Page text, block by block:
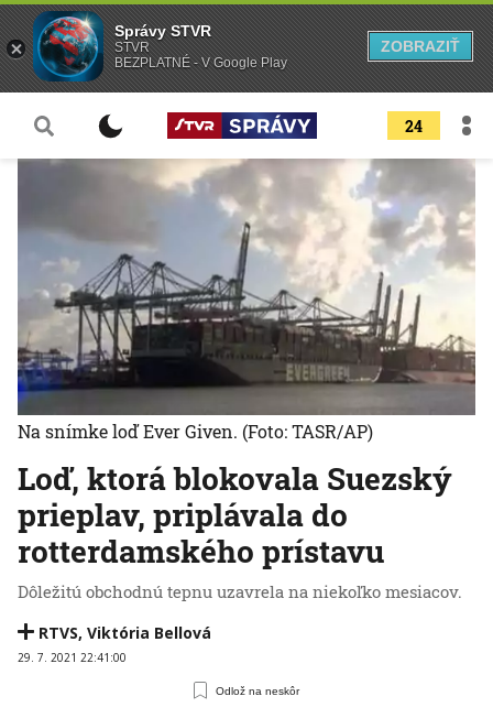
24
Loď, ktorá blokovala Suezský
prieplav, priplávala do
rotterdamského prístavu
Dôležitú obchodnú tepnu uzavrela na niekoľko mesiacov.
RTVS, Viktória Bellová
29. 7. 2021 22:41:00
Odlož na neskôr
Na snímke loď Ever Given. (Foto: TASR/AP)
Správy STVR
STVR
BEZPLATNÉ - V Google Play
ZOBRAZIŤ